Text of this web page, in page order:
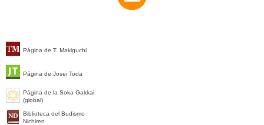
Página de T. Makiguchi
Página de Josei Toda
Página de la Soka Gakkai
(global)
Biblioteca del Budismo
Nichiren